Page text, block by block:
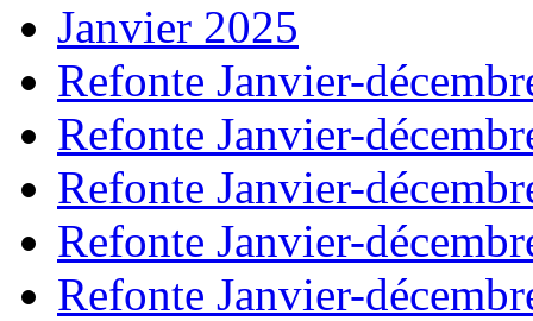
Janvier 2025
Refonte Janvier-
Refonte Janvier-
Refonte Janvier-
Refonte Janvier-
Refonte Janvier-